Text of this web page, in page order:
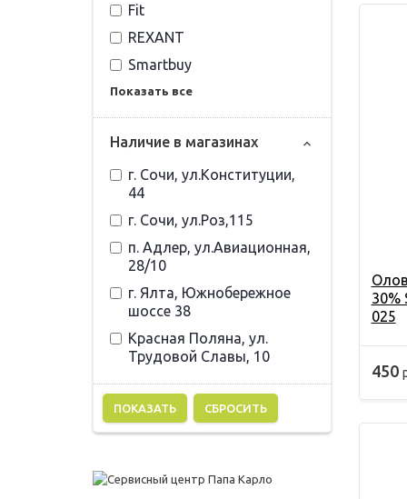
Fit
REXANT
Smartbuy
Показать все
Наличие в магазинах
г. Сочи, ул.Конституции,
44
г. Сочи, ул.Роз,115
п. Адлер, ул.Авиационная,
28/10
г. Ялта, Южнобережное
шоссе 38
Красная Поляна, ул.
Трудовой Славы, 10
СБРОСИТЬ
30%
025
450